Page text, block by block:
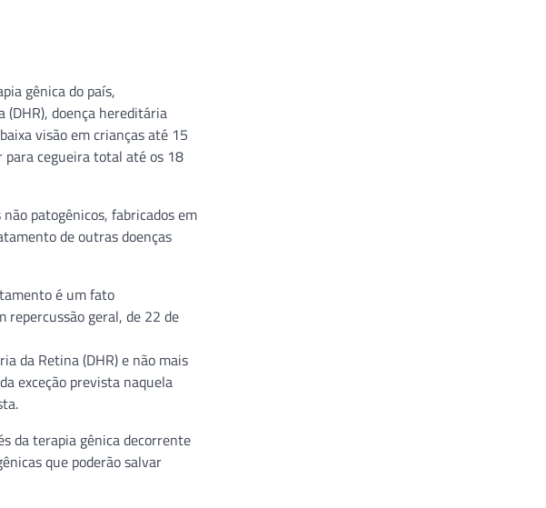
gênica do país,
doença hereditária
visão em crianças até 15
para cegueira total até os 18
patogênicos, fabricados em
de outras doenças
é um fato
repercussão geral, de 22 de
da Retina (DHR) e não mais
exceção prevista naquela
da terapia gênica decorrente
que poderão salvar